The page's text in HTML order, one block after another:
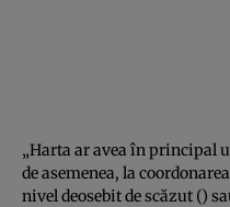
„Harta ar avea în principal
de asemenea, la
nivel deosebit de scăzut ()